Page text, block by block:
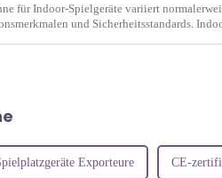
für Indoor-Spielgeräte variiert
und Sicherheitsstandards.
Exporteure CE-